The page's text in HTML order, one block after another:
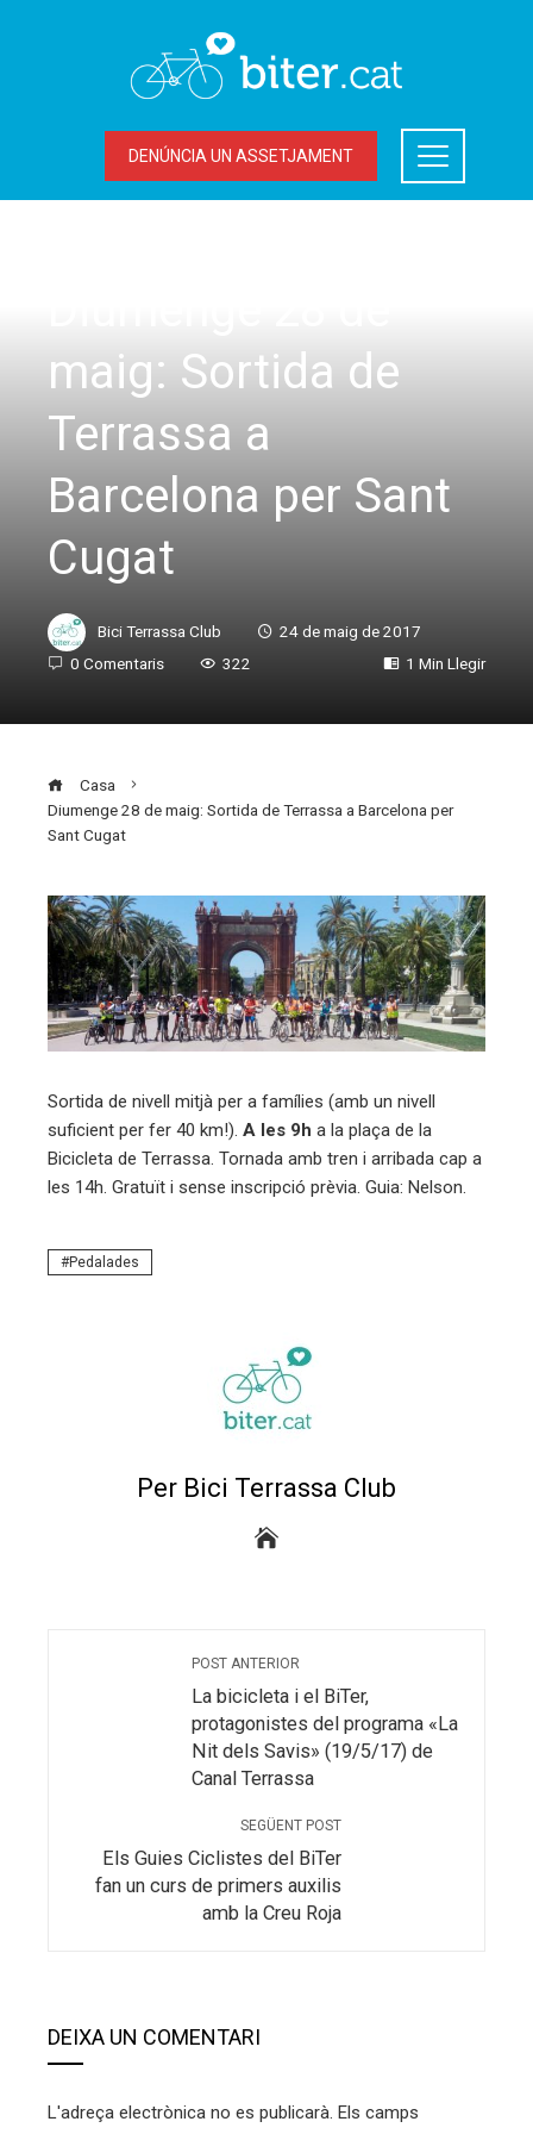
DENÚNCIA UN ASSETJAMENT
maig: Sortida de
Terrassa a
Barcelona per Sant
Cugat
Bici Terrassa Club
24 de maig de 2017
0 Comentaris
322 1 Min Llegir
Casa
Diumenge 28 de maig: Sortida de Terrassa a Barcelona per
Sant Cugat
Sortida de nivell mitjà per a famílies (amb un nivell
suficient per fer 40 km!). A les 9h a la plaça de la
Bicicleta de Terrassa. Tornada amb tren i arribada cap a
les 14h. Gratuït i sense inscripció prèvia. Guia: Nelson.
Pedalades
Per Bici Terrassa Club
POST ANTERIOR
La bicicleta i el BiTer,
protagonistes del programa «La
Nit dels Savis» (19/5/17) de
Canal Terrassa
SEGÜENT POST
Els Guies Ciclistes del BiTer
fan un curs de primers auxilis
amb la Creu Roja
DEIXA UN COMENTARI
L'adreça electrònica no es publicarà. Els camps